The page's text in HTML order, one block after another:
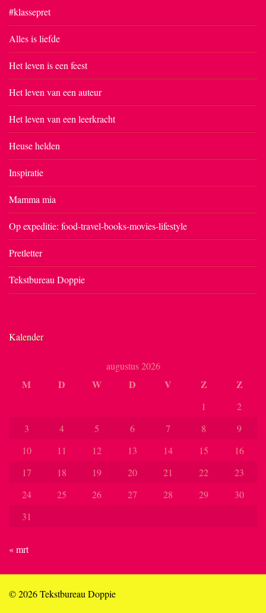
#klassepret
Alles is liefde
Het leven is een feest
Het leven van een auteur
Het leven van een leerkracht
Heuse helden
Inspiratie
Mamma mia
Op expeditie: food-travel-books-movies-lifestyle
Pretletter
Tekstbureau Doppie
Kalender
augustus 2026
M D W D V Z Z
1
2
3
4 5 6 7 8
9
10
11 12 13 14 15
16
17
18 19 20 21 22
23
24
25 26 27 28 29
30
31
« mrt
© 2026 Tekstbureau Doppie